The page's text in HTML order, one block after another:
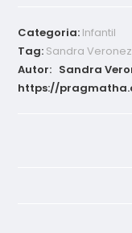
Categoria: Infantil
Tag: Sandra
Autor: Sandra
https://